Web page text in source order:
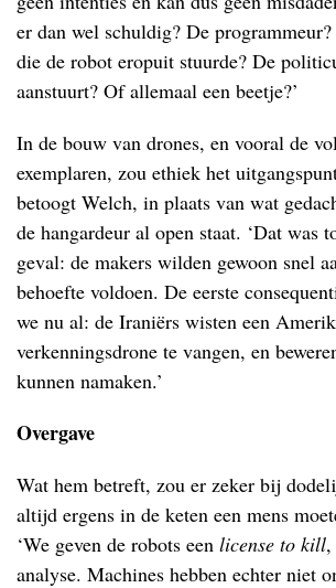
er dan wel schuldig? De
die de robot eropuit stuurde? De
aanstuurt? Of allemaal een beetje?’
In de bouw van drones, en vooral de
exemplaren, zou ethiek het
betoogt Welch, in plaats van wat
de hangardeur al open staat. ‘Dat was
geval: de makers wilden gewoon snel
behoefte voldoen. De eerste
we nu al: de Iraniërs wisten een
verkenningsdrone te vangen, en
kunnen namaken.’
Overgave
Wat hem betreft, zou er zeker bij
altijd ergens in de keten een mens
‘We geven de robots een license to kill,
analyse. Machines hebben echter niet